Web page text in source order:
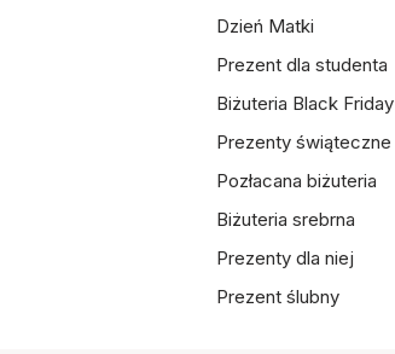
Dzień Matki
Prezent dla studenta
Biżuteria Black Friday
Prezenty świąteczne
Pozłacana biżuteria
Biżuteria srebrna
Prezenty dla niej
Prezent ślubny